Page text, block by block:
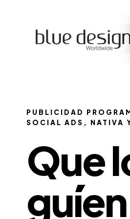
PUBLICIDAD
SOCIAL ADS, NATIVA
Que
guíen